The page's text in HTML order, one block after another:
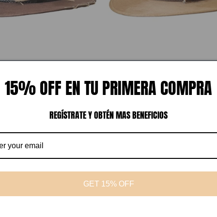
15% OFF EN TU PRIMERA COMPRA
REGÍSTRATE Y OBTÉN MAS BENEFICIOS
GET 15% OFF